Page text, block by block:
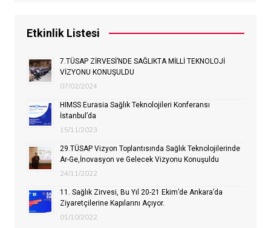
Etkinlik Listesi
7.TÜSAP ZİRVESİ’NDE SAĞLIKTA MİLLİ TEKNOLOJİ
VİZYONU KONUŞULDU
07/02/2024
HIMSS Eurasia Sağlık Teknolojileri Konferansı
İstanbul’da
15/11/2023
29.TÜSAP Vizyon Toplantısında Sağlık Teknolojilerinde
Ar-Ge,İnovasyon ve Gelecek Vizyonu Konuşuldu
24/11/2022
11. Sağlık Zirvesi, Bu Yıl 20-21 Ekim’de Ankara’da
Ziyaretçilerine Kapılarını Açıyor.
01/10/2022